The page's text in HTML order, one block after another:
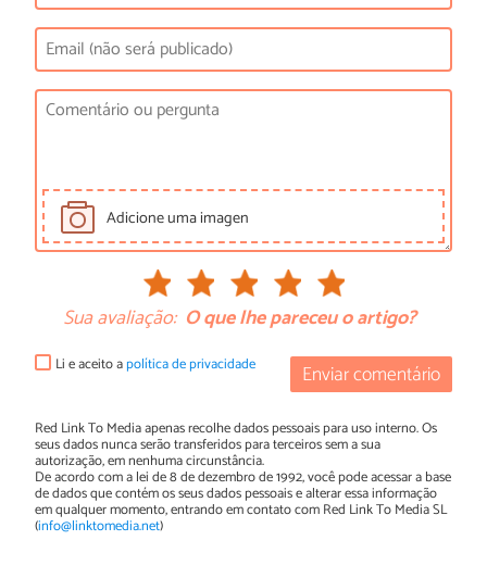
Adicione uma imagen
Sua avaliação: O que lhe pareceu o artigo?
Enviar comentário
Li e aceito apolítica de privacidade
Red Link To Media apenas recolhe dados pessoais para uso interno. Os
seus dados nunca serão transferidos para terceiros sem a sua
autorização, em nenhuma circunstância.
De acordo com a lei de 8 de dezembro de 1992, você pode acessar a base
de dados que contém os seus dados pessoais e alterar essa informação
em qualquer momento, entrando em contato com Red Link To Media SL
(info@linktomedia.net)